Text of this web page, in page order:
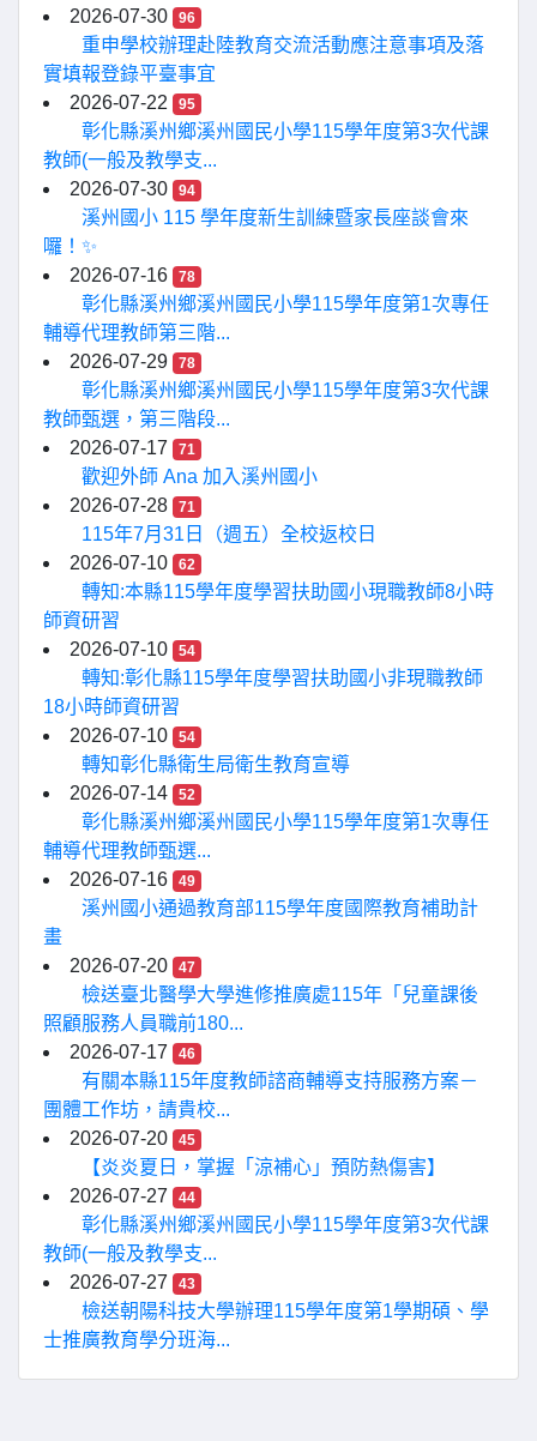
2026-07-30
96
重申學校辦理赴陸教育交流活動應注意事項及落
實填報登錄平臺事宜
2026-07-22
95
彰化縣溪州鄉溪州國民小學115學年度第3次代課
教師(一般及教學支...
2026-07-30
94
溪州國小 115 學年度新生訓練暨家長座談會來
囉！✨
2026-07-16
78
彰化縣溪州鄉溪州國民小學115學年度第1次專任
輔導代理教師第三階...
2026-07-29
78
彰化縣溪州鄉溪州國民小學115學年度第3次代課
教師甄選，第三階段...
2026-07-17
71
歡迎外師 Ana 加入溪州國小
2026-07-28
71
115年7月31日（週五）全校返校日
2026-07-10
62
轉知:本縣115學年度學習扶助國小現職教師8小時
師資研習
2026-07-10
54
轉知:彰化縣115學年度學習扶助國小非現職教師
18小時師資研習
2026-07-10
54
轉知彰化縣衛生局衛生教育宣導
2026-07-14
52
彰化縣溪州鄉溪州國民小學115學年度第1次專任
輔導代理教師甄選...
2026-07-16
49
溪州國小通過教育部115學年度國際教育補助計
畫
2026-07-20
47
檢送臺北醫學大學進修推廣處115年「兒童課後
照顧服務人員職前180...
2026-07-17
46
有關本縣115年度教師諮商輔導支持服務方案－
團體工作坊，請貴校...
2026-07-20
45
【炎炎夏日，掌握「涼補心」預防熱傷害】
2026-07-27
44
彰化縣溪州鄉溪州國民小學115學年度第3次代課
教師(一般及教學支...
2026-07-27
43
檢送朝陽科技大學辦理115學年度第1學期碩、學
士推廣教育學分班海...